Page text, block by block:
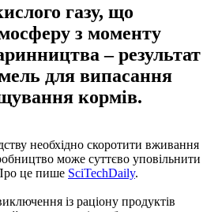
газу, що
з моменту
– результат
для випасання
кормів.
необхідно скоротити вживання
може суттєво уповільнити
це пише SciTechDaily.
із раціону продуктів